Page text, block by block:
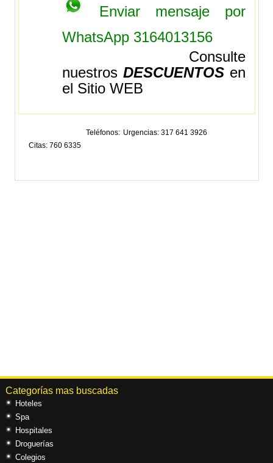
Enviar mensaje por
WhatsApp 3164013156
Consulte
nuestrosDESCUENTOS en
el Sitio WEB
Teléfonos
Urgencias: 317 641 3926
Citas: 760 6335
Categorías mas buscadas
Hoteles
Spa
Hospitales
Droguerías
Colegios